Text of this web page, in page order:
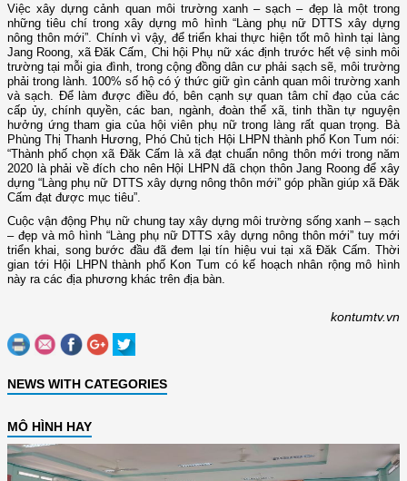
Việc xây dựng cảnh quan môi trường xanh – sạch – đẹp là một trong
những tiêu chí trong xây dựng mô hình “Làng phụ nữ DTTS xây dựng
nông thôn mới”. Chính vì vậy, để triển khai thực hiện tốt mô hình tại làng
Jang Roong, xã Đăk Cấm, Chi hội Phụ nữ xác định trước hết vệ sinh môi
trường tại mỗi gia đình, trong cộng đồng dân cư phải sạch sẽ, môi trường
phải trong lành. 100% số hộ có ý thức giữ gìn cảnh quan môi trường xanh
và sạch. Để làm được điều đó, bên cạnh sự quan tâm chỉ đạo của các
cấp ủy, chính quyền, các ban, ngành, đoàn thể xã, tinh thần tự nguyện
hưởng ứng tham gia của hội viên phụ nữ trong làng rất quan trọng. Bà
Phùng Thị Thanh Hương, Phó Chủ tịch Hội LHPN thành phố Kon Tum nói:
“Thành phố chọn xã Đăk Cấm là xã đạt chuẩn nông thôn mới trong năm
2020 là phải về đích cho nên Hội LHPN đã chọn thôn Jang Roong để xây
dựng “Làng phụ nữ DTTS xây dựng nông thôn mới” góp phần giúp xã Đăk
Cấm đạt được mục tiêu”.
Cuộc vận động Phụ nữ chung tay xây dựng môi trường sống xanh – sạch
– đẹp và mô hình “Làng phụ nữ DTTS xây dựng nông thôn mới” tuy mới
triển khai, song bước đầu đã đem lại tín hiệu vui tại xã Đăk Cấm. Thời
gian tới Hội LHPN thành phố Kon Tum có kế hoạch nhân rộng mô hình
này ra các địa phương khác trên địa bàn.
kontumtv.vn
NEWS WITH CATEGORIES
MÔ HÌNH HAY